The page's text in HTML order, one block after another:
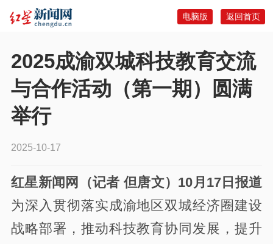
返回首页
电脑版
2025成渝双城科技教育交流
与合作活动（第一期）圆满
举行
2025-10-17
红星新闻网（记者 但唐文）10月17日报道
为深入贯彻落实成渝地区双城经济圈建设
战略部署，推动科技教育协同发展，提升